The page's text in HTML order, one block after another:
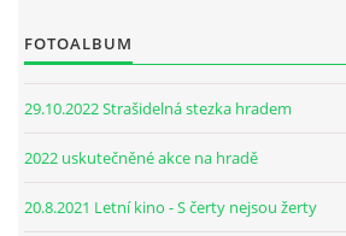
FOTOALBUM
29.10.2022 Strašidelná stezka hradem
2022 uskutečněné akce na hradě
20.8.2021 Letní kino - S čerty nejsou žerty